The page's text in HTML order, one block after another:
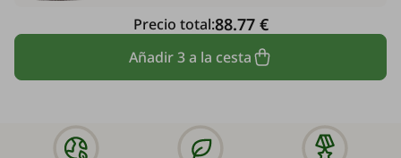
Añadir 3 a la cesta
Precio total:88.77 €